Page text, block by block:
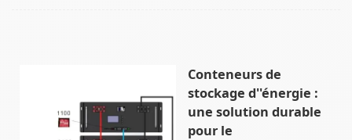
Conteneurs de
stockage d''énergie :
une solution durable
pour le